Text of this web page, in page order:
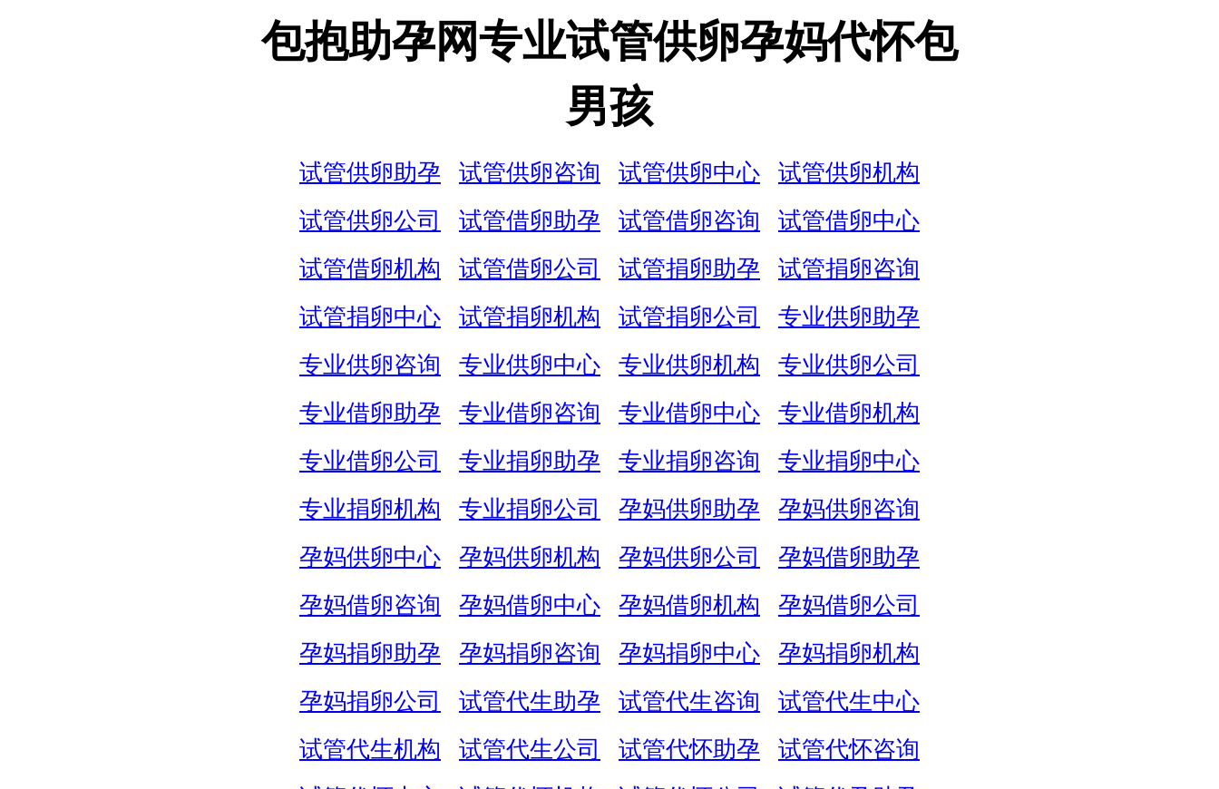
包抱助孕网专业试管供卵孕妈代怀包
男孩
试管供卵助孕 试管供卵咨询 试管供卵中心
试管供卵机构
试管供卵公司
试管借卵助孕 试管借卵咨询
试管借卵中心
试管借卵机构
试管借卵公司 试管捐卵助孕
试管捐卵咨询
试管捐卵中心
试管捐卵机构 试管捐卵公司
专业供卵助孕
专业供卵咨询
专业供卵中心 专业供卵机构
专业供卵公司
专业借卵助孕
专业借卵咨询 专业借卵中心
专业借卵机构
专业借卵公司
专业捐卵助孕 专业捐卵咨询
专业捐卵中心
专业捐卵机构
专业捐卵公司 孕妈供卵助孕
孕妈供卵咨询
孕妈供卵中心
孕妈供卵机构 孕妈供卵公司
孕妈借卵助孕
孕妈借卵咨询
孕妈借卵中心 孕妈借卵机构
孕妈借卵公司
孕妈捐卵助孕
孕妈捐卵咨询 孕妈捐卵中心
孕妈捐卵机构
孕妈捐卵公司
试管代生助孕 试管代生咨询
试管代生中心
试管代生机构
试管代生公司 试管代怀助孕
试管代怀咨询